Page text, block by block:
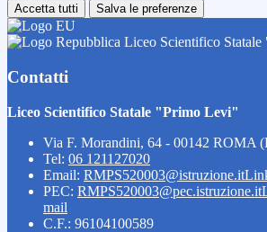
Accetta tutti Salva le preferenze
Liceo Scientifico
Contatti
Liceo Scientifico Statale "Primo Levi"
Via F. Morandini, 64 - 00142 ROMA
Tel: 06 121127020
Email: RMPS520003@istruzione.it
PEC: RMPS520003@pec.istruzione.it
mail
C.F.: 96104100589